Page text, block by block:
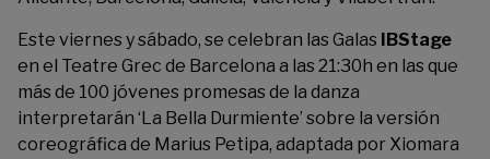
Este viernes y sábado, se celebran las Galas IBStage
en el Teatre Grec de Barcelona a las 21:30h en las que
más de 100 jóvenes promesas de la danza
interpretarán ‘La Bella Durmiente’ sobre la versión
coreográfica de Marius Petipa, adaptada por Xiomara